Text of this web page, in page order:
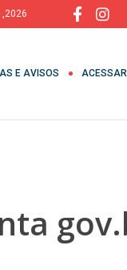
E AVISOS